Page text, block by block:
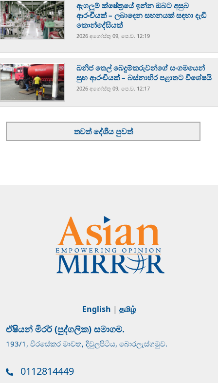
ඇගලුම් ක්ෂේත්‍රයේ ඉන්න ඔබට අසුබ
ආරංචියක් – ලබාදෙන සහනයක් සඳහා දැඩි
කොන්දේසියක්
2026 අගෝස්‍තු 09, පෙ.ව. 12:19
ඛනිජ තෙල් බෙදුම්කරුවන්ගේ සංගමයෙන්
සුභ ආරංචියක් – බස්නාහිර පළාතට විශේෂයි
2026 අගෝස්‍තු 09, පෙ.ව. 12:17
තවත් දේශීය පුවත්
English | தமிழ்
ඒෂියන් මිරර් (පුද්ගලික) සමාගම.
193/1, වීරසේකර මාවත, දිවුලපිටිය, බොරලැස්ගමුව.
0112814449